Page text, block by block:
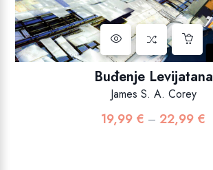
Buđenje Levijatana
James S. A. Corey
19,99 € – 22,99 €